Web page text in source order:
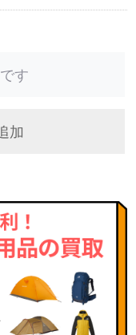
す
加